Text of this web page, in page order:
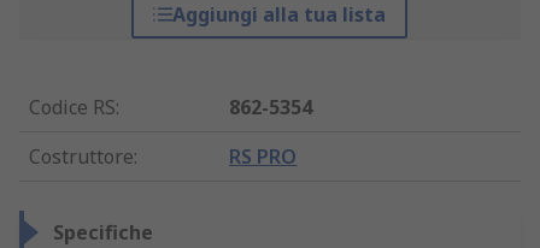
Aggiungi alla tua lista
Codice RS:
862-5354
Costruttore: RS PRO
Specifiche